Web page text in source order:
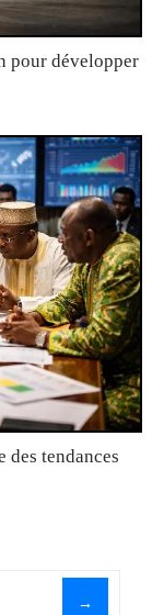
pour développer
des tendances